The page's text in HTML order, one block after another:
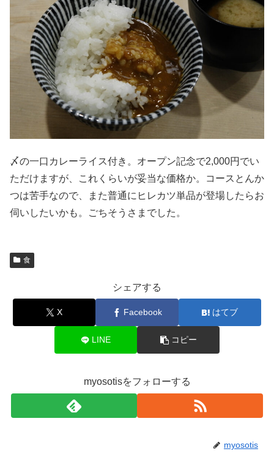
〆の一口カレーライス付き。オープン記念で2,000円でい
ただけますが、これくらいが妥当な価格か。コースとんか
つは苦手なので、また普通にヒレカツ単品が登場したらお
伺いしたいかも。ごちそうさまでした。
食
シェアする
X Facebook はてブ
LINE コピー
myosotisをフォローする
myosotis